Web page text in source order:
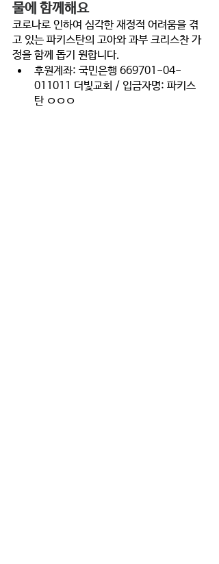
물에 함께해요
코로나로 인하여 심각한 재정적 어려움을 겪
고 있는 파키스탄의 고아와 과부 크리스찬 가
정을 함께 돕기 원합니다.
후원계좌: 국민은행 669701-04-
011011 더빛교회 / 입금자명: 파키스
탄 ㅇㅇㅇ